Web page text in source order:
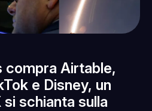
compra Airtable,
e Disney, un
schianta sulla